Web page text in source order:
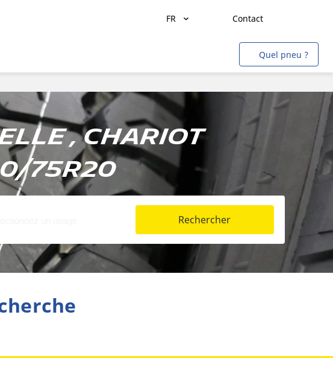
FR Contact
Transport de marchandises
Transport de personnes
Agriculture
Construction & Industrie
Mines & Carrières
Aviation
Auto & SUV
Quel pneu ?
, Chariot
75R20
Rechercher